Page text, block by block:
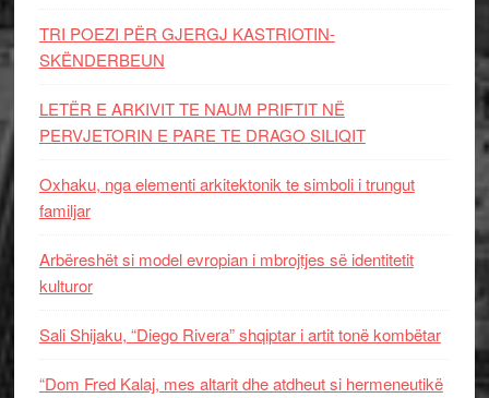
TRI POEZI PËR GJERGJ KASTRIOTIN-
SKËNDERBEUN
LETËR E ARKIVIT TE NAUM PRIFTIT NË
PERVJETORIN E PARE TE DRAGO SILIQIT
Oxhaku, nga elementi arkitektonik te simboli i trungut
familjar
Arbëreshët si model evropian i mbrojtjes së identitetit
kulturor
Sali Shijaku, “Diego Rivera” shqiptar i artit tonë kombëtar
“Dom Fred Kalaj, mes altarit dhe atdheut si hermeneutikë